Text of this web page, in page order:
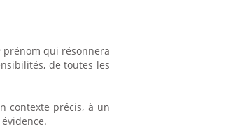
prénom qui résonnera
de toutes les
contexte précis, à un